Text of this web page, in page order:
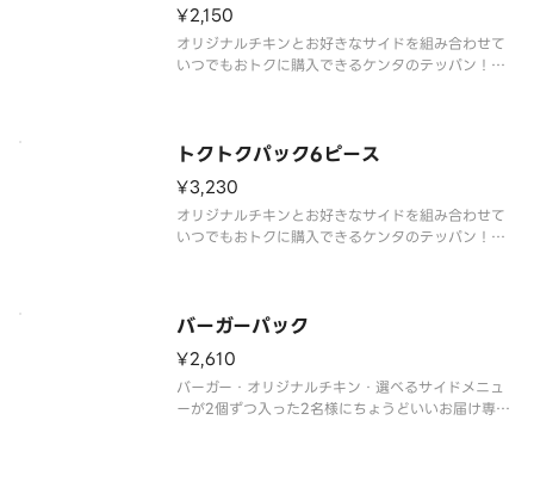
¥2,150
オリジナルチキンとお好きなサイドを組み合わせて
いつでもおトクに購入できるケンタのテッパン！※
異なる場合がございます。
トクトクパック6ピース
¥3,230
オリジナルチキンとお好きなサイドを組み合わせて
いつでもおトクに購入できるケンタのテッパン！※
異なる場合がございます。
バーガーパック
¥2,610
バーガー・オリジナルチキン・選べるサイドメニュ
ーが2個ずつ入った2名様にちょうどいいお届け専用